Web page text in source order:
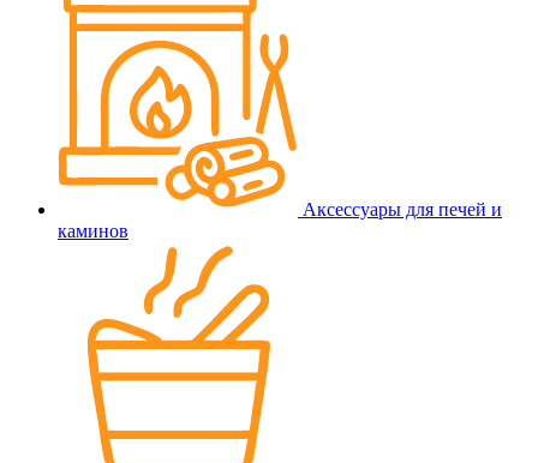
Аксессуары для печей и
каминов